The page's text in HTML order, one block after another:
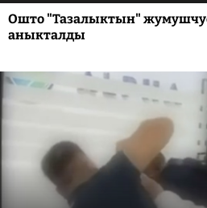
Ошто "Тазалыктын"
аныкталды